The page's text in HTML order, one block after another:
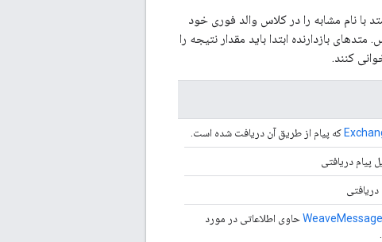
با نام مشابه را در کلاس والد فوری خود
بازدارنده ابتدا باید مقدار نتیجه را
کنند.
که پیام از طریق آن دریافت شده است.
پیام دریافتی
حاوی اطلاعاتی در مورد